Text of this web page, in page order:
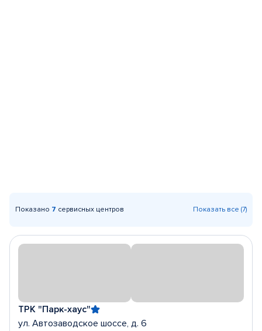
Показано 7 сервисных центров Показать все (7)
ТРК "Парк-хаус"
ул. Автозаводское шоссе, д. 6